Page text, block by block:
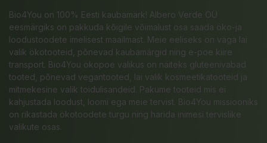
Bio4You on 100% Eesti kaubamärk! Albero Verde OÜ
eesmärgiks on pakkuda kõigile võimalust osa saada öko-ja
loodustoodete imelisest maailmast. Meie eeliseks on väga lai
valik ökotooteid, põnevad kaubamärgid ning e-poe kiire
transport. Bio4You ökopoe valikus on näiteks gluteenivabad
tooted, põnevad vegantooted, lai valik kosmeetikatooteid ja
mitmekesine valik toidulisandeid. Pakume tooteid mis ei
kahjustada loodust, loomi ega meie tervist. Bio4You missiooniks
on rikastada ökotoodete turgu ning harida inimesi tervislike
valikute osas.